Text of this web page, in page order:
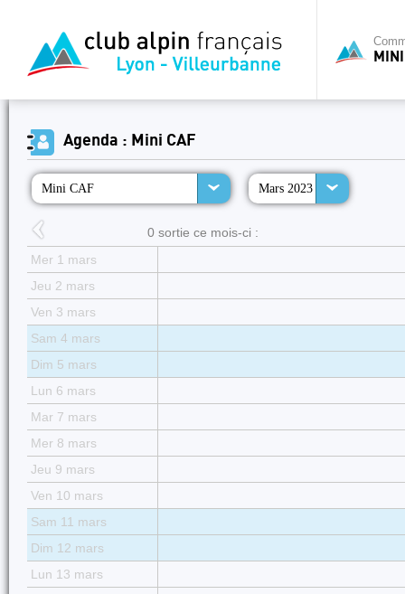
Agenda : Mini CAF
Mini CAF Mars 2023
0 sortie ce mois-ci :
Mer 1 mars
Jeu 2 mars
Ven 3 mars
Sam 4 mars
Dim 5 mars
Lun 6 mars
Mar 7 mars
Mer 8 mars
Jeu 9 mars
Ven 10 mars
Sam 11 mars
Dim 12 mars
Lun 13 mars